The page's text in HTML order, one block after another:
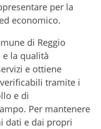
per la
economico.
di Reggio
e la qualità
e ottiene
tramite i
e di
Per mantenere
dati e dai propri